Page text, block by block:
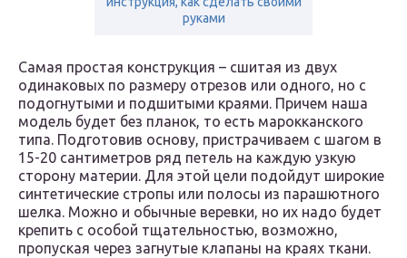
руками
Самая простая конструкция – сшитая из двух
одинаковых по размеру отрезов или одного, но с
подогнутыми и подшитыми краями. Причем наша
модель будет без планок, то есть марокканского
типа. Подготовив основу, пристрачиваем с шагом в
15-20 сантиметров ряд петель на каждую узкую
сторону материи. Для этой цели подойдут широкие
синтетические стропы или полосы из парашютного
шелка. Можно и обычные веревки, но их надо будет
крепить с особой тщательностью, возможно,
пропуская через загнутые клапаны на краях ткани.